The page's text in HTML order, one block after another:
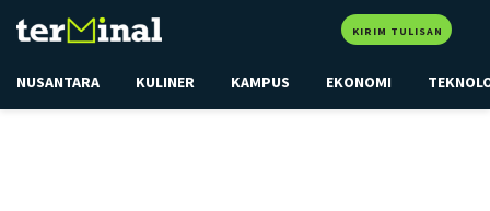
KIRIM TULISAN
NUSANTARA KULINER KAMPUS EKONOMI